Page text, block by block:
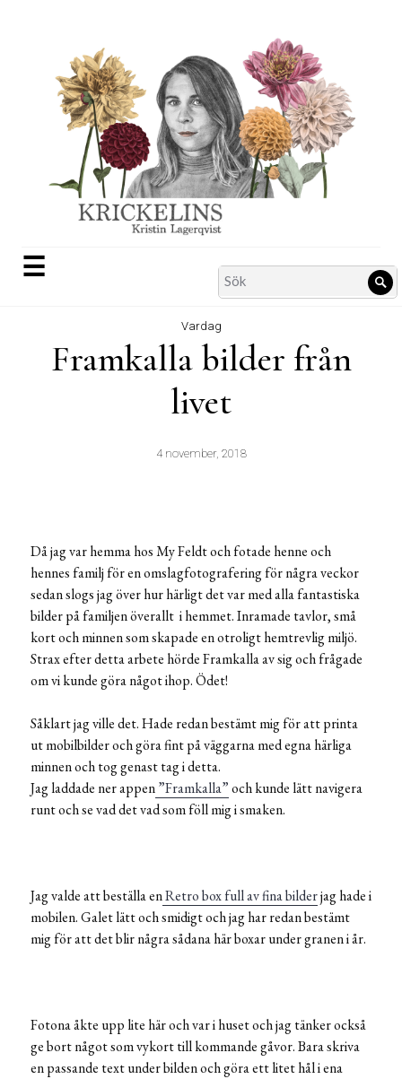
☰
Search
for:
Vardag
Framkalla bilder från
livet
4 november, 2018
Då jag var hemma hos My Feldt och fotade henne och
hennes familj för en omslagfotografering för några veckor
sedan slogs jag över hur härligt det var med alla fantastiska
bilder på familjen överallt i hemmet. Inramade tavlor, små
kort och minnen som skapade en otroligt hemtrevlig miljö.
Strax efter detta arbete hörde Framkalla av sig och frågade
om vi kunde göra något ihop. Ödet!
Såklart jag ville det. Hade redan bestämt mig för att printa
ut mobilbilder och göra fint på väggarna med egna härliga
minnen och tog genast tag i detta.
Jag laddade ner appen”Framkalla”och kunde lätt navigera
runt och se vad det vad som föll mig i smaken.
Jag valde att beställa enRetro box full av fina bilderjag hade i
mobilen. Galet lätt och smidigt och jag har redan bestämt
mig för att det blir några sådana här boxar under granen i år.
Fotona åkte upp lite här och var i huset och jag tänker också
ge bort något som vykort till kommande gåvor. Bara skriva
en passande text under bilden och göra ett litet hål i ena